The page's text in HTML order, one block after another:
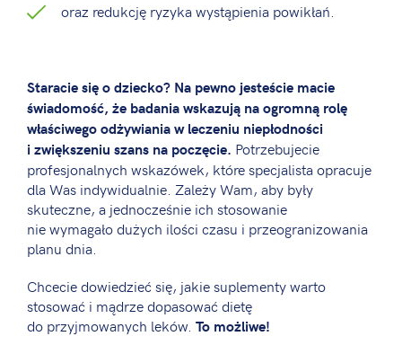
oraz redukcję ryzyka wystąpienia powikłań.
Staracie się o dziecko? Na pewno jesteście macie
świadomość, że badania wskazują na ogromną rolę
właściwego odżywiania w leczeniu niepłodności
i zwiększeniu szans na poczęcie. Potrzebujecie
profesjonalnych wskazówek, które specjalista opracuje
dla Was indywidualnie. Zależy Wam, aby były
skuteczne, a jednocześnie ich stosowanie
nie wymagało dużych ilości czasu i przeogranizowania
planu dnia.
Chcecie dowiedzieć się, jakie suplementy warto
stosować i mądrze dopasować dietę
do przyjmowanych leków. To możliwe!